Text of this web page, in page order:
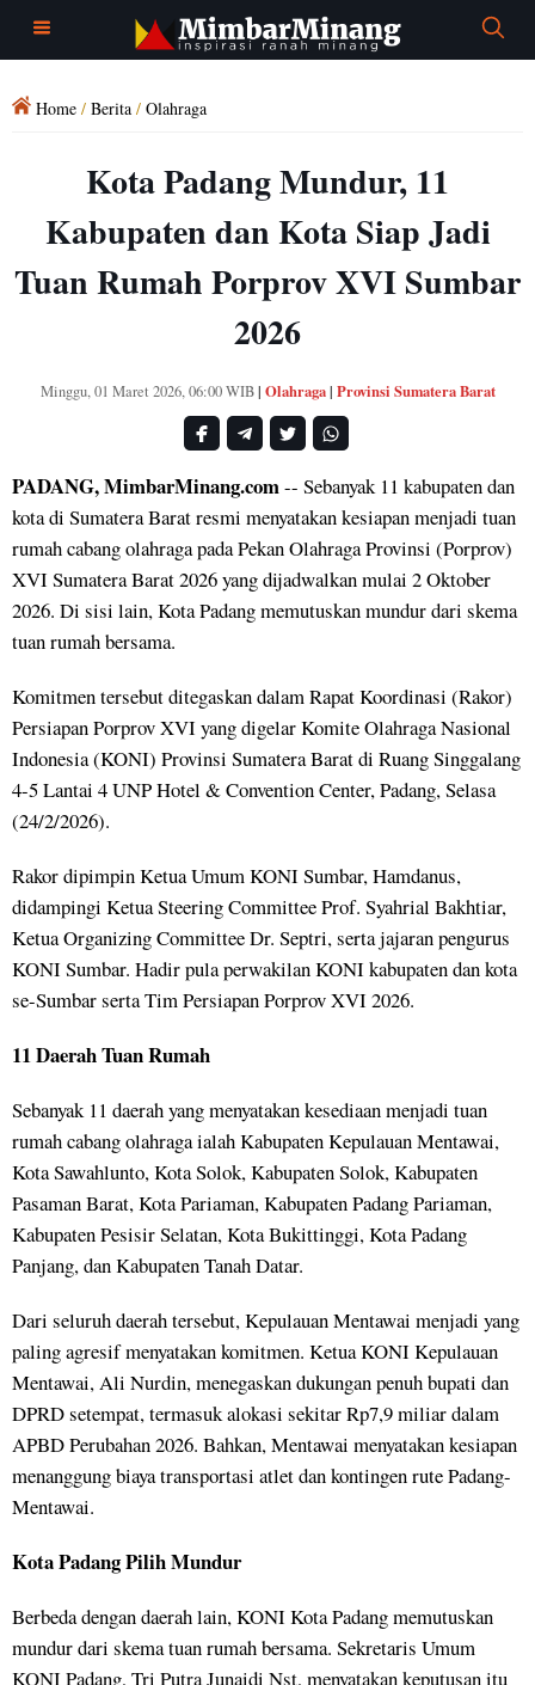
Home / Berita / Olahraga
Kota Padang Mundur, 11
Kabupaten dan Kota Siap Jadi
Tuan Rumah Porprov XVI Sumbar
2026
Minggu, 01 Maret 2026, 06:00 WIB| Olahraga| Provinsi Sumatera Barat
PADANG, MimbarMinang.com-- Sebanyak 11 kabupaten dan
kota di Sumatera Barat resmi menyatakan kesiapan menjadi tuan
rumah cabang olahraga pada Pekan Olahraga Provinsi (Porprov)
XVI Sumatera Barat 2026 yang dijadwalkan mulai 2 Oktober
2026. Di sisi lain, Kota Padang memutuskan mundur dari skema
tuan rumah bersama.
Komitmen tersebut ditegaskan dalam Rapat Koordinasi (Rakor)
Persiapan Porprov XVI yang digelar Komite Olahraga Nasional
Indonesia (KONI) Provinsi Sumatera Barat di Ruang Singgalang
4-5 Lantai 4 UNP Hotel & Convention Center, Padang, Selasa
(24/2/2026).
Rakor dipimpin Ketua Umum KONI Sumbar, Hamdanus,
didampingi Ketua Steering Committee Prof. Syahrial Bakhtiar,
Ketua Organizing Committee Dr. Septri, serta jajaran pengurus
KONI Sumbar. Hadir pula perwakilan KONI kabupaten dan kota
se-Sumbar serta Tim Persiapan Porprov XVI 2026.
11 Daerah Tuan Rumah
Sebanyak 11 daerah yang menyatakan kesediaan menjadi tuan
rumah cabang olahraga ialah Kabupaten Kepulauan Mentawai,
Kota Sawahlunto, Kota Solok, Kabupaten Solok, Kabupaten
Pasaman Barat, Kota Pariaman, Kabupaten Padang Pariaman,
Kabupaten Pesisir Selatan, Kota Bukittinggi, Kota Padang
Panjang, dan Kabupaten Tanah Datar.
Dari seluruh daerah tersebut, Kepulauan Mentawai menjadi yang
paling agresif menyatakan komitmen. Ketua KONI Kepulauan
Mentawai, Ali Nurdin, menegaskan dukungan penuh bupati dan
DPRD setempat, termasuk alokasi sekitar Rp7,9 miliar dalam
APBD Perubahan 2026. Bahkan, Mentawai menyatakan kesiapan
menanggung biaya transportasi atlet dan kontingen rute Padang-
Mentawai.
Kota Padang Pilih Mundur
Berbeda dengan daerah lain, KONI Kota Padang memutuskan
mundur dari skema tuan rumah bersama. Sekretaris Umum
KONI Padang, Tri Putra Junaidi Nst, menyatakan keputusan itu